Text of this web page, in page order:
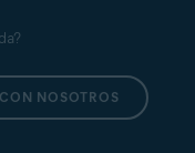
NOSOTROS